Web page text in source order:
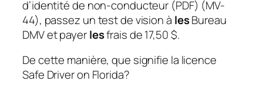
d’identité de non-conducteur (PDF) (MV-
44), passez un test de vision à lesBureau
DMV et payerlesfrais de 17,50 $.
De cette manière, que signifie la licence
Safe Driver on Florida?